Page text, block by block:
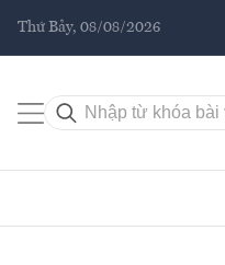
Thứ Bảy, 08/08/2026